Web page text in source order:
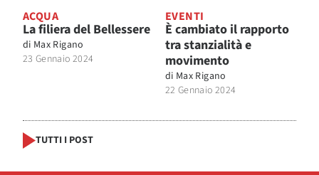
ACQUA
La filiera del Bellessere
di Max Rigano
23 Gennaio 2024
EVENTI
È cambiato il rapporto
tra stanzialità e
movimento
di Max Rigano
22 Gennaio 2024
TUTTI I POST